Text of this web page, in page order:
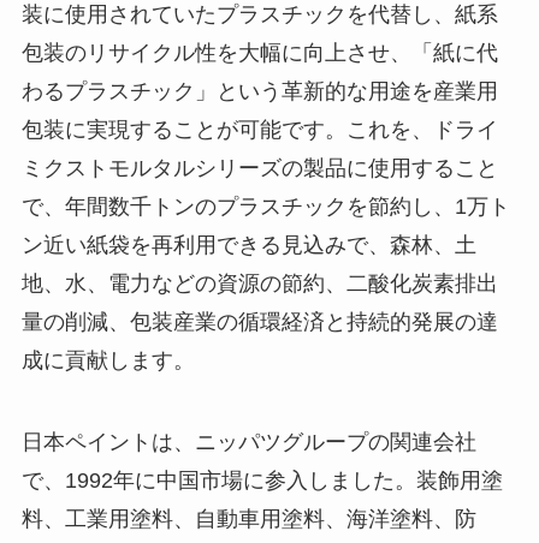
装に使用されていたプラスチックを代替し、紙系
包装のリサイクル性を大幅に向上させ、「紙に代
わるプラスチック」という革新的な用途を産業用
包装に実現することが可能です。これを、ドライ
ミクストモルタルシリーズの製品に使用すること
で、年間数千トンのプラスチックを節約し、1万ト
ン近い紙袋を再利用できる見込みで、森林、土
地、水、電力などの資源の節約、二酸化炭素排出
量の削減、包装産業の循環経済と持続的発展の達
成に貢献します。
日本ペイントは、ニッパツグループの関連会社
で、1992年に中国市場に参入しました。装飾用塗
料、工業用塗料、自動車用塗料、海洋塗料、防